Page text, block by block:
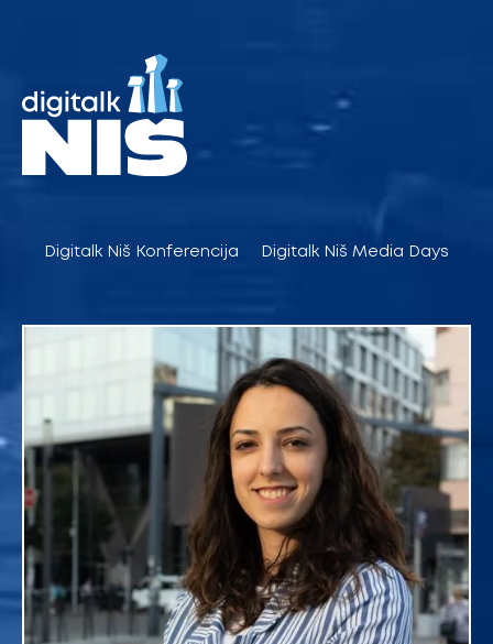
Digitalk Niš Konferencija Digitalk Niš Media Days